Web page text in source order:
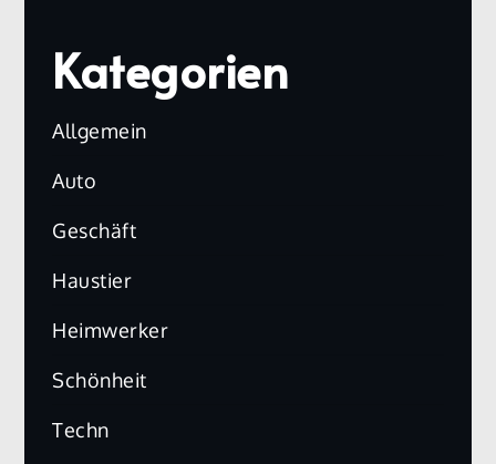
Kategorien
Allgemein
Auto
Geschäft
Haustier
Heimwerker
Schönheit
Techn